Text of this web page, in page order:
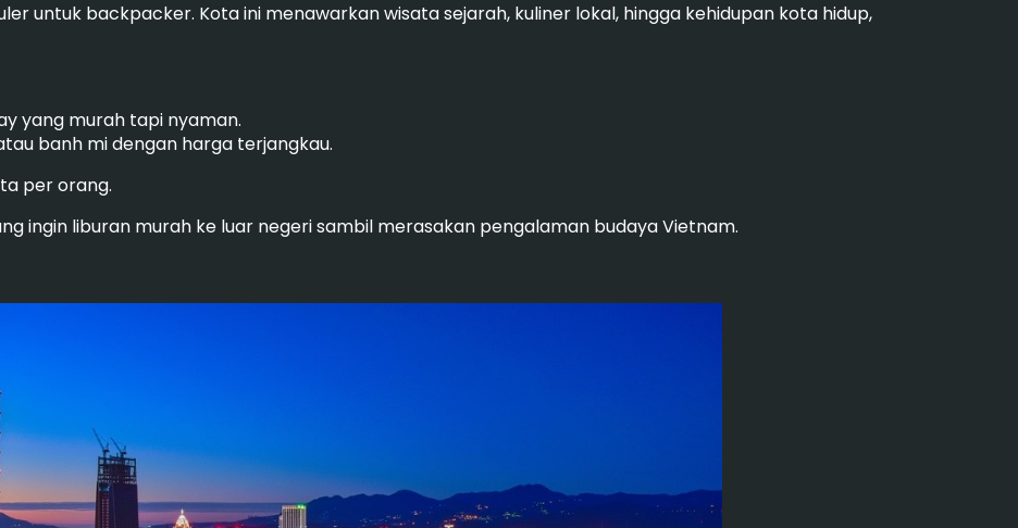
untuk backpacker. Kota ini menawarkan wisata sejarah, kuliner lokal, hingga kehidupan kota hidup,
yang murah tapi nyaman.
banh mi dengan harga terjangkau.
per orang.
ingin liburan murah ke luar negeri sambil merasakan pengalaman budaya Vietnam.